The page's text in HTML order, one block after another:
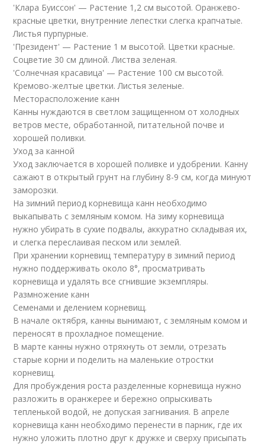
'Клара Буиссон' — Растение 1,2 см высотой. Оранжево-
красные цветки, внутренние лепестки слегка крапчатые.
Листья пурпурные.
'Президент' — Растение 1 м высотой. Цветки красные.
Соцветие 30 см длиной. Листва зеленая.
'Солнечная красавица' — Растение 100 см высотой.
Кремово-желтые цветки. Листья зеленые.
Месторасположение канн
Канны нуждаются в светлом защищенном от холодных
ветров месте, обработанной, питательной почве и
хорошей поливки.
Уход за канной
Уход заключается в хорошей поливке и удобрении. Канну
сажают в открытый грунт на глубину 8-9 см, когда минуют
заморозки.
На зимний период корневища канн необходимо
выкапывать с земляным комом. На зиму корневища
нужно убирать в сухие подвалы, аккуратно складывая их,
и слегка переслаивая песком или землей.
При хранении корневищ температуру в зимний период
нужно поддерживать около 8°, просматривать
корневища и удалять все сгнившие экземпляры.
Размножение канн
Семенами и делением корневищ.
В начале октября, канны вынимают, с земляным комом и
переносят в прохладное помещение.
В марте канны нужно отряхнуть от земли, отрезать
старые корни и поделить на маленькие отростки
корневищ.
Для пробуждения роста разделенные корневища нужно
разложить в оранжерее и бережно опрыскивать
тепленькой водой, не допуская загнивания. В апреле
корневища канн необходимо перенести в парник, где их
нужно уложить плотно друг к дружке и сверху присыпать